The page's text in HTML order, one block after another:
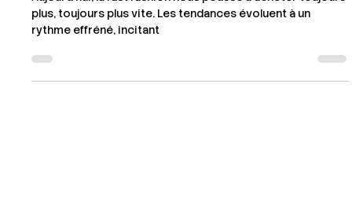
change notre manière de consommer
Aujourd’hui, la fast fashion nous pousse à acheter toujours
rythme effréné, incitant